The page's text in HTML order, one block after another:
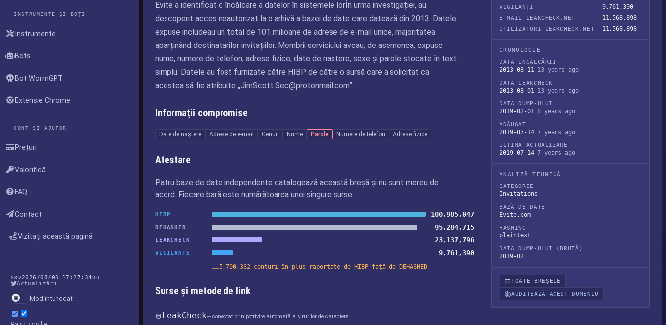
INSTRUMENTE ȘI BOȚI
Instrumente
Bots
Bot WormGPT
Extensie Chrome
CONT ȘI AJUTOR
Prețuri
Valorifică
FAQ
Contact
Vizitați această pagină
SRV2026/08/08 17:27:34UTC
Actualizări
Mod întunecat
Evite a identificat o încălcare a datelor în sistemele lorÎn urma investigației, au
descoperit acces neautorizat la o arhivă a bazei de date care datează din 2013. Datele
expuse includeau un total de 101 milioane de adrese de e-mail unice, majoritatea
aparținând destinatarilor invitațiilor. Membrii serviciului aveau, de asemenea, expuse
nume, numere de telefon, adrese fizice, date de naștere, sexe și parole stocate în text
simplu. Datele au fost furnizate către HIBP de către o sursă care a solicitat ca
acestea să fie atribuite „JimScott.Sec@protonmail.com”.
Informații compromise
Date de naștere Adrese de e-mail Genuri Nume Parole Numere de telefon Adrese fizice
Atestare
Patru baze de date independente catalogează această breșă și nu sunt mereu de
acord. Fiecare bară este numărătoarea unei singure surse.
HIBP 100,985,047
DEHASHED 95,284,715
LEAKCHECK 23,137,796
VIGILANTE 9,761,390
5,700,332 conturi în plus raportate de HIBP față de DEHASHED
Surse și metode de link
LeakCheck— conectat prin potrivire automată a șirurilor de caractere
VIGILANȚI 9,761,390
E-MAIL LEAKCHECK.NET 11,568,898
UTILIZATORI LEAKCHECK.NET 11,568,898
CRONOLOGIE
DATA ÎNCĂLCĂRII
2013-08-11 13 years ago
DATA LEAKCHECK
2013-08-01 13 years ago
DATA DUMP-ULUI
2019-02-01 8 years ago
ADĂUGAT
2019-07-14 7 years ago
ULTIMA ACTUALIZARE
2019-07-14 7 years ago
ANALIZĂ TEHNICĂ
CATEGORIE
Invitations
BAZĂ DE DATE
Evite.com
HASHING
plaintext
DATA DUMP-ULUI (BRUTĂ)
2019-02
TOATE BREȘELE
AUDITEAZĂ ACEST DOMENIU